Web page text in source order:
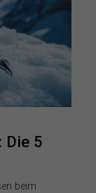
Die 5
beim